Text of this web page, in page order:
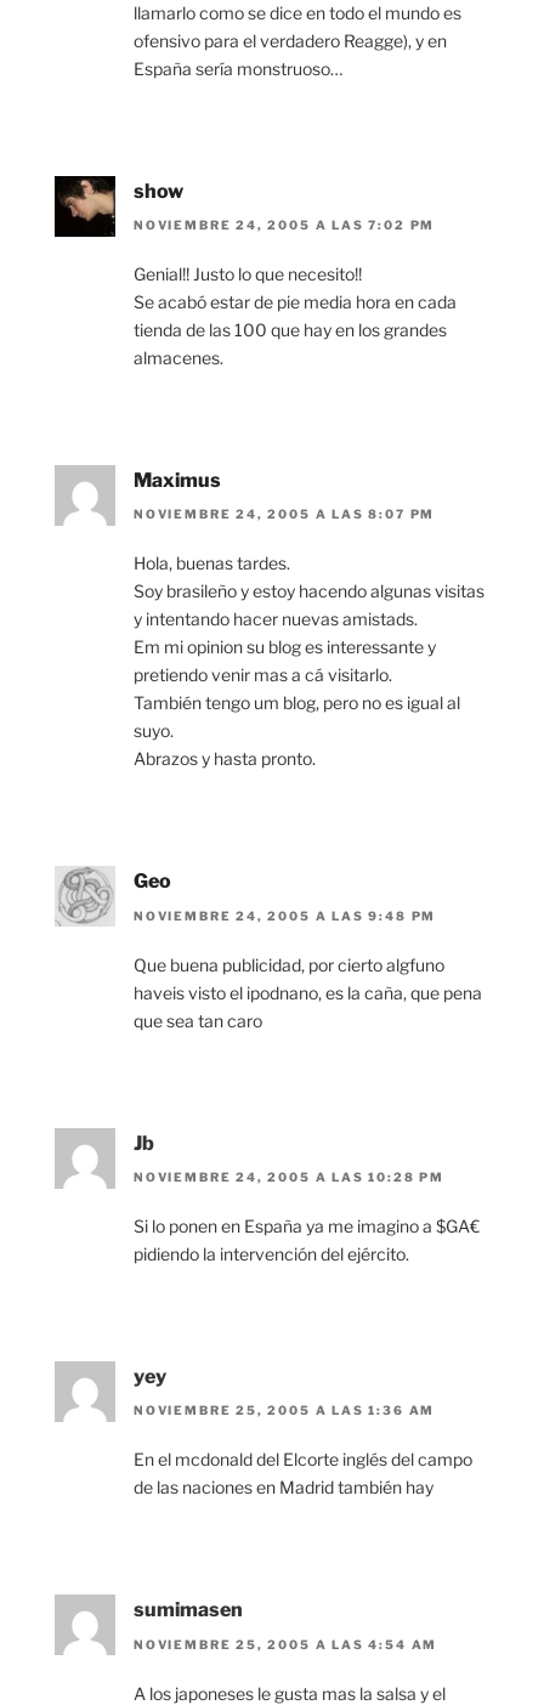
llamarlo como se dice en todo el mundo es
ofensivo para el verdadero Reagge), y en
España sería monstruoso…
show
NOVIEMBRE 24, 2005 A LAS 7:02 PM
Genial!! Justo lo que necesito!!
Se acabó estar de pie media hora en cada
tienda de las 100 que hay en los grandes
almacenes.
Maximus
NOVIEMBRE 24, 2005 A LAS 8:07 PM
Hola, buenas tardes.
Soy brasileño y estoy hacendo algunas visitas
y intentando hacer nuevas amistads.
Em mi opinion su blog es interessante y
pretiendo venir mas a cá visitarlo.
También tengo um blog, pero no es igual al
suyo.
Abrazos y hasta pronto.
Geo
NOVIEMBRE 24, 2005 A LAS 9:48 PM
Que buena publicidad, por cierto algfuno
haveis visto el ipodnano, es la caña, que pena
que sea tan caro
Jb
NOVIEMBRE 24, 2005 A LAS 10:28 PM
Si lo ponen en España ya me imagino a $GA€
pidiendo la intervención del ejército.
yey
NOVIEMBRE 25, 2005 A LAS 1:36 AM
En el mcdonald del Elcorte inglés del campo
de las naciones en Madrid también hay
sumimasen
NOVIEMBRE 25, 2005 A LAS 4:54 AM
A los japoneses le gusta mas la salsa y el